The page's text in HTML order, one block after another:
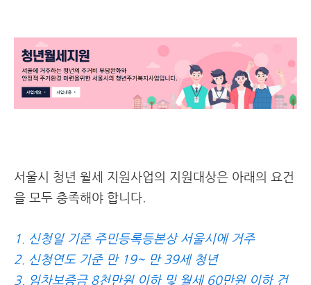
서울시 청년 월세 지원사업의 지원대상은 아래의 요건
을 모두 충족해야 합니다.
1. 신청일 기준 주민등록등본상 서울시에 거주
2. 신청연도 기준 만 19~ 만 39세 청년
3. 임차보증금 8천만원 이하 및 월세 60만원 이하 건